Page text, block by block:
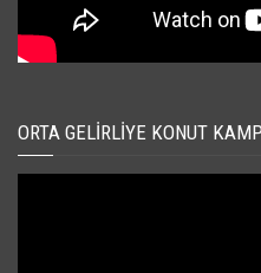
ORTA GELIRLIYE KONUT